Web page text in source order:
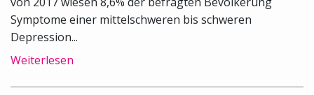
Symptome einer mittelschweren bis schweren
Depression...
Weiterlesen